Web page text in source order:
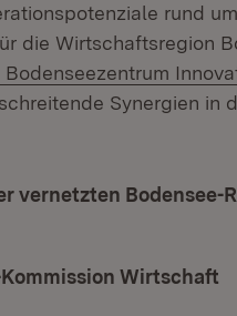
rund
die Wirtschaftsregion
Extern:
Bodenseezentrum
Synergien in
vernetzten Bodensee-
Wirtschaft